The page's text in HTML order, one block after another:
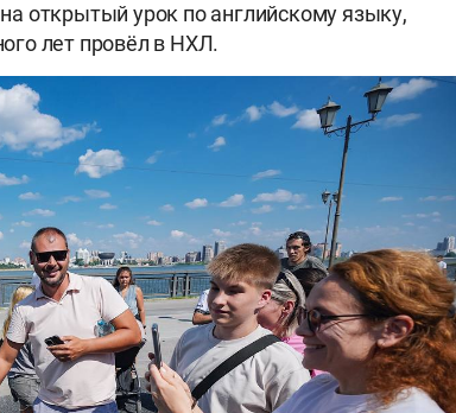
открытый урок по английскому языку,
лет провёл в НХЛ.